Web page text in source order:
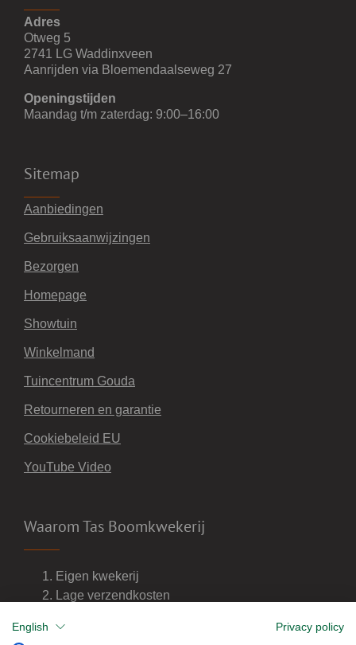
Adres
Otweg 5
2741 LG Waddinxveen
Aanrijden via Bloemendaalseweg 27
Openingstijden
Maandag t/m zaterdag: 9:00–16:00
Sitemap
Aanbiedingen
Gebruiksaanwijzingen
Bezorgen
Homepage
Showtuin
Winkelmand
Tuincentrum Gouda
Retourneren en garantie
Cookiebeleid EU
YouTube Video
Waarom Tas Boomkwekerij
Eigen kwekerij
Lage verzendkosten
Dealer van DCM meststoffen
English Privacy policy